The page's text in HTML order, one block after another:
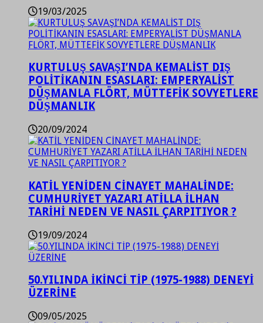
19/03/2025
KURTULUŞ SAVAŞI’NDA KEMALİST DIŞ
POLİTİKANIN ESASLARI: EMPERYALİST
DÜŞMANLA FLÖRT, MÜTTEFİK SOVYETLERE
DÜŞMANLIK
20/09/2024
KATİL YENİDEN CİNAYET MAHALİNDE:
CUMHURİYET YAZARI ATİLLA İLHAN
TARİHİ NEDEN VE NASIL ÇARPITIYOR ?
19/09/2024
50.YILINDA İKİNCİ TİP (1975-1988) DENEYİ
ÜZERİNE
09/05/2025